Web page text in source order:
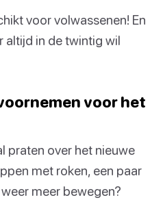
voor volwassenen! En
altijd in de twintig wil
voor het
praten over het nieuwe
met roken, een paar
meer bewegen?